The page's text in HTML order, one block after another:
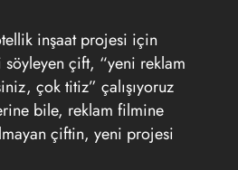
inşaat projesi için
çift, “yeni reklam
çok titiz” çalışıyoruz
bile, reklam filmine
çiftin, yeni projesi